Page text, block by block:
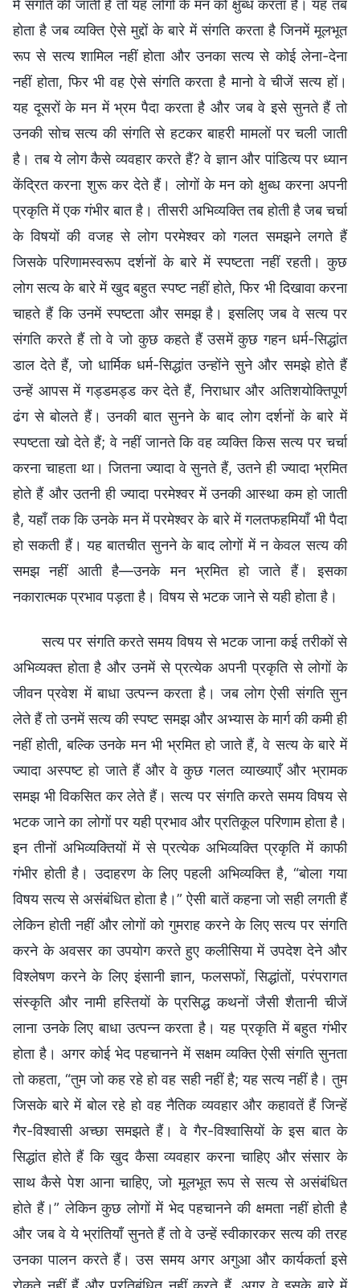
में संगति की जाती है तो यह लोगों के मन को क्षुब्ध करता है। यह तब
होता है जब व्यक्ति ऐसे मुद्दों के बारे में संगति करता है जिनमें मूलभूत
रूप से सत्य शामिल नहीं होता और उनका सत्य से कोई लेना-देना
नहीं होता, फिर भी वह ऐसे संगति करता है मानो वे चीजें सत्य हों।
यह दूसरों के मन में भ्रम पैदा करता है और जब वे इसे सुनते हैं तो
उनकी सोच सत्य की संगति से हटकर बाहरी मामलों पर चली जाती
है। तब ये लोग कैसे व्यवहार करते हैं? वे ज्ञान और पांडित्य पर ध्यान
केंद्रित करना शुरू कर देते हैं। लोगों के मन को क्षुब्ध करना अपनी
प्रकृति में एक गंभीर बात है। तीसरी अभिव्यक्ति तब होती है जब चर्चा
के विषयों की वजह से लोग परमेश्वर को गलत समझने लगते हैं
जिसके परिणामस्वरूप दर्शनों के बारे में स्पष्टता नहीं रहती। कुछ
लोग सत्य के बारे में खुद बहुत स्पष्ट नहीं होते, फिर भी दिखावा करना
चाहते हैं कि उनमें स्पष्टता और समझ है। इसलिए जब वे सत्य पर
संगति करते हैं तो वे जो कुछ कहते हैं उसमें कुछ गहन धर्म-सिद्धांत
डाल देते हैं, जो धार्मिक धर्म-सिद्धांत उन्होंने सुने और समझे होते हैं
उन्हें आपस में गड्डमड्ड कर देते हैं, निराधार और अतिशयोक्तिपूर्ण
ढंग से बोलते हैं। उनकी बात सुनने के बाद लोग दर्शनों के बारे में
स्पष्टता खो देते हैं; वे नहीं जानते कि वह व्यक्ति किस सत्य पर चर्चा
करना चाहता था। जितना ज्यादा वे सुनते हैं, उतने ही ज्यादा भ्रमित
होते हैं और उतनी ही ज्यादा परमेश्वर में उनकी आस्था कम हो जाती
है, यहाँ तक कि उनके मन में परमेश्वर के बारे में गलतफहमियाँ भी पैदा
हो सकती हैं। यह बातचीत सुनने के बाद लोगों में न केवल सत्य की
समझ नहीं आती है—उनके मन भ्रमित हो जाते हैं। इसका
नकारात्मक प्रभाव पड़ता है। विषय से भटक जाने से यही होता है।
सत्य पर संगति करते समय विषय से भटक जाना कई तरीकों से
अभिव्यक्त होता है और उनमें से प्रत्येक अपनी प्रकृति से लोगों के
जीवन प्रवेश में बाधा उत्पन्न करता है। जब लोग ऐसी संगति सुन
लेते हैं तो उनमें सत्य की स्पष्ट समझ और अभ्यास के मार्ग की कमी ही
नहीं होती, बल्कि उनके मन भी भ्रमित हो जाते हैं, वे सत्य के बारे में
ज्यादा अस्पष्ट हो जाते हैं और वे कुछ गलत व्याख्याएँ और भ्रामक
समझ भी विकसित कर लेते हैं। सत्य पर संगति करते समय विषय से
भटक जाने का लोगों पर यही प्रभाव और प्रतिकूल परिणाम होता है।
इन तीनों अभिव्यक्तियों में से प्रत्येक अभिव्यक्ति प्रकृति में काफी
गंभीर होती है। उदाहरण के लिए पहली अभिव्यक्ति है, “बोला गया
विषय सत्य से असंबंधित होता है।” ऐसी बातें कहना जो सही लगती हैं
लेकिन होती नहीं और लोगों को गुमराह करने के लिए सत्य पर संगति
करने के अवसर का उपयोग करते हुए कलीसिया में उपदेश देने और
विश्लेषण करने के लिए इंसानी ज्ञान, फलसफों, सिद्धांतों, परंपरागत
संस्कृति और नामी हस्तियों के प्रसिद्ध कथनों जैसी शैतानी चीजें
लाना उनके लिए बाधा उत्पन्न करता है। यह प्रकृति में बहुत गंभीर
होता है। अगर कोई भेद पहचानने में सक्षम व्यक्ति ऐसी संगति सुनता
तो कहता, “तुम जो कह रहे हो वह सही नहीं है; यह सत्य नहीं है। तुम
जिसके बारे में बोल रहे हो वह नैतिक व्यवहार और कहावतें हैं जिन्हें
गैर-विश्वासी अच्छा समझते हैं। वे गैर-विश्वासियों के इस बात के
सिद्धांत होते हैं कि खुद कैसा व्यवहार करना चाहिए और संसार के
साथ कैसे पेश आना चाहिए, जो मूलभूत रूप से सत्य से असंबंधित
होते हैं।” लेकिन कुछ लोगों में भेद पहचानने की क्षमता नहीं होती है
और जब वे ये भ्रांतियाँ सुनते हैं तो वे उन्हें स्वीकारकर सत्य की तरह
उनका पालन करते हैं। उस समय अगर अगुआ और कार्यकर्ता इसे